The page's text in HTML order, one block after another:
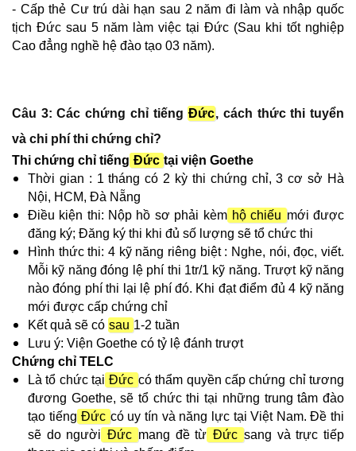
- Cấp thẻ Cư trú dài hạn sau 2 năm đi làm và nhập quốc
tịch Đức sau 5 năm làm việc tại Đức (Sau khi tốt nghiệp
Cao đẳng nghề hệ đào tạo 03 năm).
Câu 3: Các chứng chỉ tiếng Đức, cách thức thi tuyển
và chi phí thi chứng chỉ?
Thi chứng chỉ tiếng Đức tại viện Goethe
Thời gian : 1 tháng có 2 kỳ thi chứng chỉ, 3 cơ sở Hà
Nội, HCM, Đà Nẵng
Điều kiện thi: Nộp hồ sơ phải kèm hộ chiếu mới được
đăng ký; Đăng ký thi khi đủ số lượng sẽ tổ chức thi
Hình thức thi: 4 kỹ năng riêng biệt : Nghe, nói, đọc, viết.
Mỗi kỹ năng đóng lệ phí thi 1tr/1 kỹ năng. Trượt kỹ năng
nào đóng phí thi lại lệ phí đó. Khi đạt điểm đủ 4 kỹ năng
mới được cấp chứng chỉ
Kết quả sẽ có sau 1-2 tuần
Lưu ý: Viện Goethe có tỷ lệ đánh trượt
Chứng chỉ TELC
Là tổ chức tại Đức có thẩm quyền cấp chứng chỉ tương
đương Goethe, sẽ tổ chức thi tại những trung tâm đào
tạo tiếng Đức có uy tín và năng lực tại Việt Nam. Đề thi
sẽ do người Đức mang đề từ Đức sang và trực tiếp